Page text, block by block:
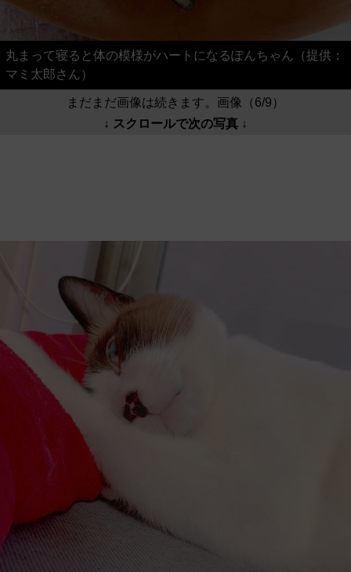
丸まって寝ると体の模様がハートになるぽんちゃん（提供：
マミ太郎さん）
まだまだ画像は続きます。画像（6/9）
↓ スクロールで次の写真 ↓